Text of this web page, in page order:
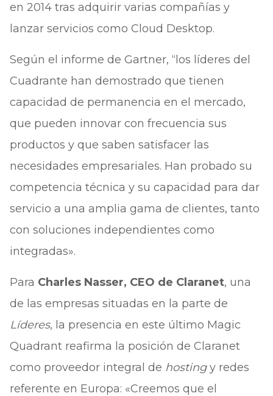
en 2014 tras adquirir varias compañías y
lanzar servicios como Cloud Desktop.
Según el informe de Gartner, “los líderes del
Cuadrante han demostrado que tienen
capacidad de permanencia en el mercado,
que pueden innovar con frecuencia sus
productos y que saben satisfacer las
necesidades empresariales. Han probado su
competencia técnica y su capacidad para dar
servicio a una amplia gama de clientes, tanto
con soluciones independientes como
integradas».
Para Charles Nasser, CEO de Claranet, una
de las empresas situadas en la parte de
Líderes, la presencia en este último Magic
Quadrant reafirma la posición de Claranet
como proveedor integral de hostingy redes
referente en Europa: «Creemos que el